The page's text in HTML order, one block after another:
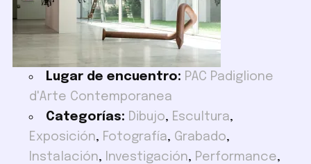
Lugar de encuentro: PAC Padiglione
d'Arte Contemporanea
Categorías: Dibujo, Escultura,
Exposición, Fotografía, Grabado,
Instalación, Investigación, Performance,